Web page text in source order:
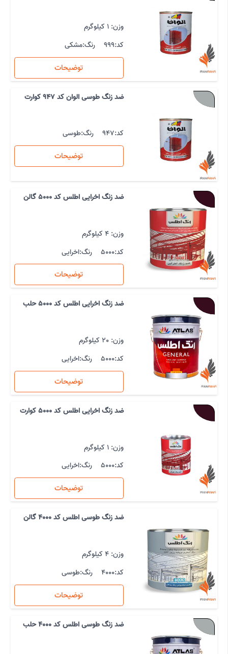
وزن: 1 کیلوگرم
کد:999 رنگ:مشکی
توضیحات
ضد زنگ طوسی الوان کد 947 کوارت
کد:947 رنگ:طوسی
توضیحات
ضد زنگ اخرایی اطلس کد 5000 گالن
وزن: 4 کیلوگرم
کد:5000 رنگ:اخرایی
توضیحات
ضد زنگ اخرایی اطلس کد 5000 حلب
وزن: 20 کیلوگرم
کد:5000 رنگ:اخرایی
توضیحات
ضد زنگ اخرایی اطلس کد 5000 کوارت
وزن: 1 کیلوگرم
کد:5000 رنگ:اخرایی
توضیحات
ضد زنگ طوسی اطلس کد 4000 گالن
وزن: 4 کیلوگرم
کد:4000 رنگ:طوسی
توضیحات
ضد زنگ طوسی اطلس کد 4000 حلب